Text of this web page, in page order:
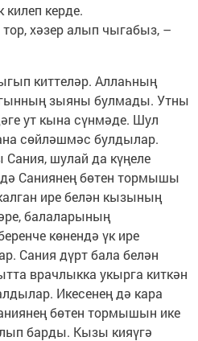
керде.
хәзер алып чыгабыз, –
киттеләр. Аллаһның
зыяны булмады. Утны
ут кына сүнмәде. Шул
сөйләшмәс булдылар.
шулай да күңеле
Саниянең бөтен тормышы
ире белән кызының
балаларының
көнендә үк ире
Сания дүрт бала белән
врачлыкка укырга киткән
Икесенең дә кара
бөтен тормышын ике
барды. Кызы кияүгә